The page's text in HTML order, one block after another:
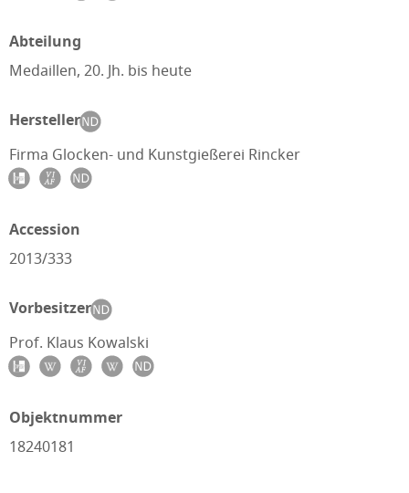
Abteilung
Medaillen, 20. Jh. bis heute
Hersteller
Firma Glocken- und Kunstgießerei Rincker
Accession
2013/333
Vorbesitzer
Prof. Klaus Kowalski
Objektnummer
18240181